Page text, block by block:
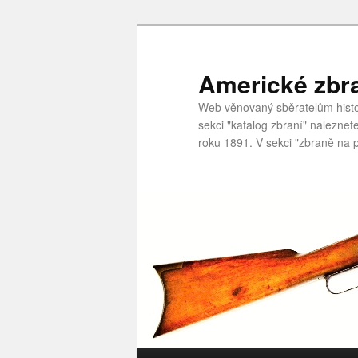
Americké
Web věnovaný sběratelům
sekci "katalog zbraní"
roku 1891. V sekci "zbraně na